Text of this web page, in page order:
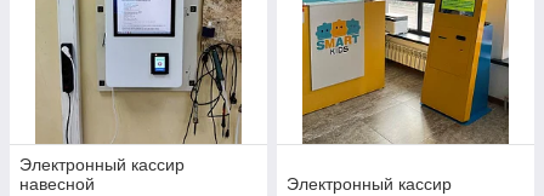
Электронный кассир
навесной
Электронный кассир